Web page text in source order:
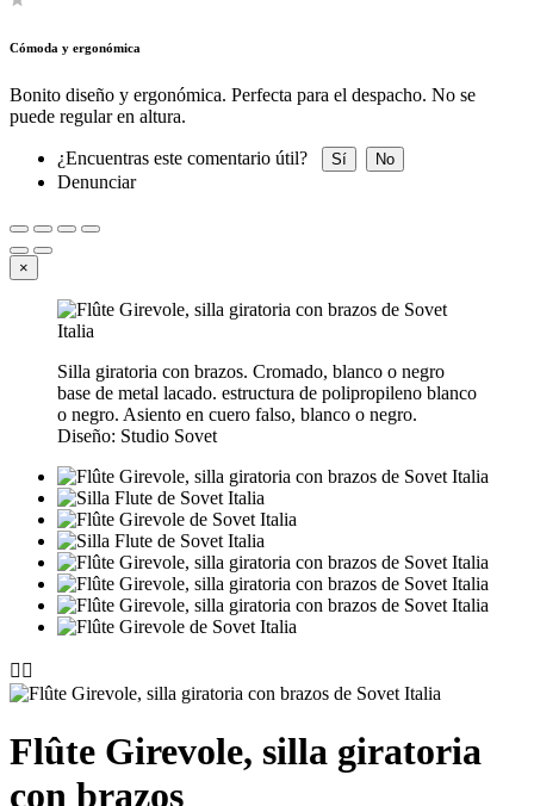
Cómoda y ergonómica
Bonito diseño y ergonómica. Perfecta para el despacho. No se
puede regular en altura.
¿Encuentras este comentario útil? Sí No
Denunciar
×
Silla giratoria con brazos. Cromado, blanco o negro
base de metal lacado. estructura de polipropileno blanco
o negro. Asiento en cuero falso, blanco o negro.
Diseño: Studio Sovet
 
Flûte Girevole, silla giratoria
con brazos